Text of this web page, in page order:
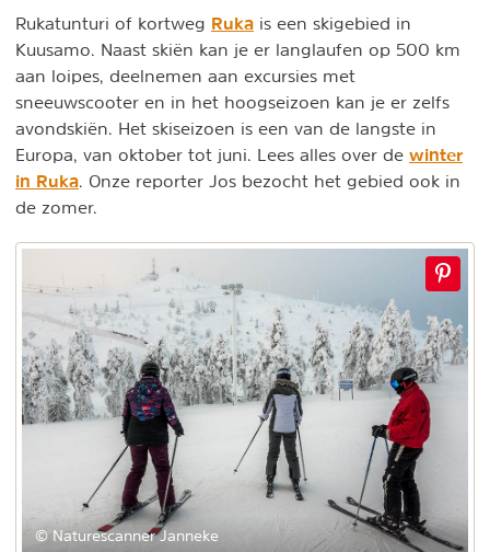
Rukatunturi of kortweg Ruka is een skigebied in
Kuusamo. Naast skiën kan je er langlaufen op 500 km
aan loipes, deelnemen aan excursies met
sneeuwscooter en in het hoogseizoen kan je er zelfs
avondskiën. Het skiseizoen is een van de langste in
Europa, van oktober tot juni. Lees alles over de winter
in Ruka. Onze reporter Jos bezocht het gebied ook in
de zomer.
© Naturescanner Janneke